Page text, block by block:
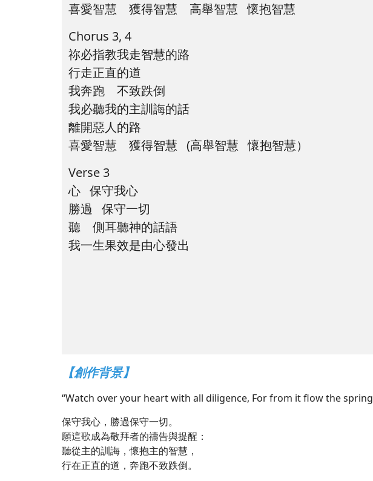
喜愛智慧 獲得智慧 高舉智慧 懷抱智慧
Chorus 3, 4
祢必指教我走智慧的路
行走正直的道
我奔跑 不致跌倒
我必聽我的主訓誨的話
離開惡人的路
喜愛智慧 獲得智慧 (高舉智慧 懷抱智慧）
Verse 3
心 保守我心
勝過 保守一切
聽 側耳聽神的話語
我一生果效是由心發出
【創作背景】
“Watch over your heart with all diligence, For from it flow the
保守我心，勝過保守一切。
願這歌成為敬拜者的禱告與提醒：
聽從主的訓誨，懷抱主的智慧，
行在正直的道，奔跑不致跌倒。